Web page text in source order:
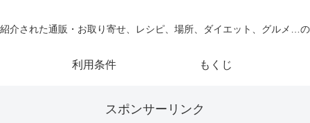
介された通販・お取り寄せ、レシピ、場所、ダイエット、グルメ…
利用条件 もくじ
スポンサーリンク